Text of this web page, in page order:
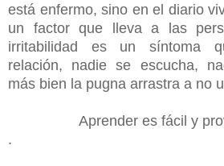
está enfermo, sino en el diario
un factor que lleva a las
irritabilidad es un síntoma
relación, nadie se escucha,
más bien la pugna arrastra a no
Aprender es fácil y
.